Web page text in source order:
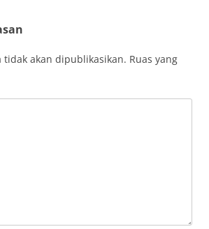
tidak akan dipublikasikan. Ruas yang